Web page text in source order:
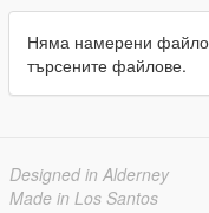
Няма намерени
търсените файлове.
Designed in Alderney
Made in Los Santos